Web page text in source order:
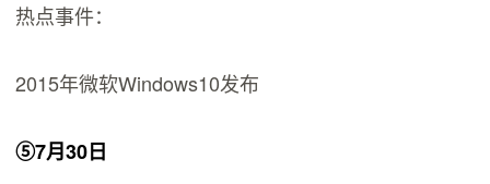
热点事件：
2015年微软Windows10发布
⑤7月30日